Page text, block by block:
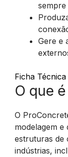
Gere e
Ficha Técnica
O que
O
modelagem
estruturas de
indústrias,